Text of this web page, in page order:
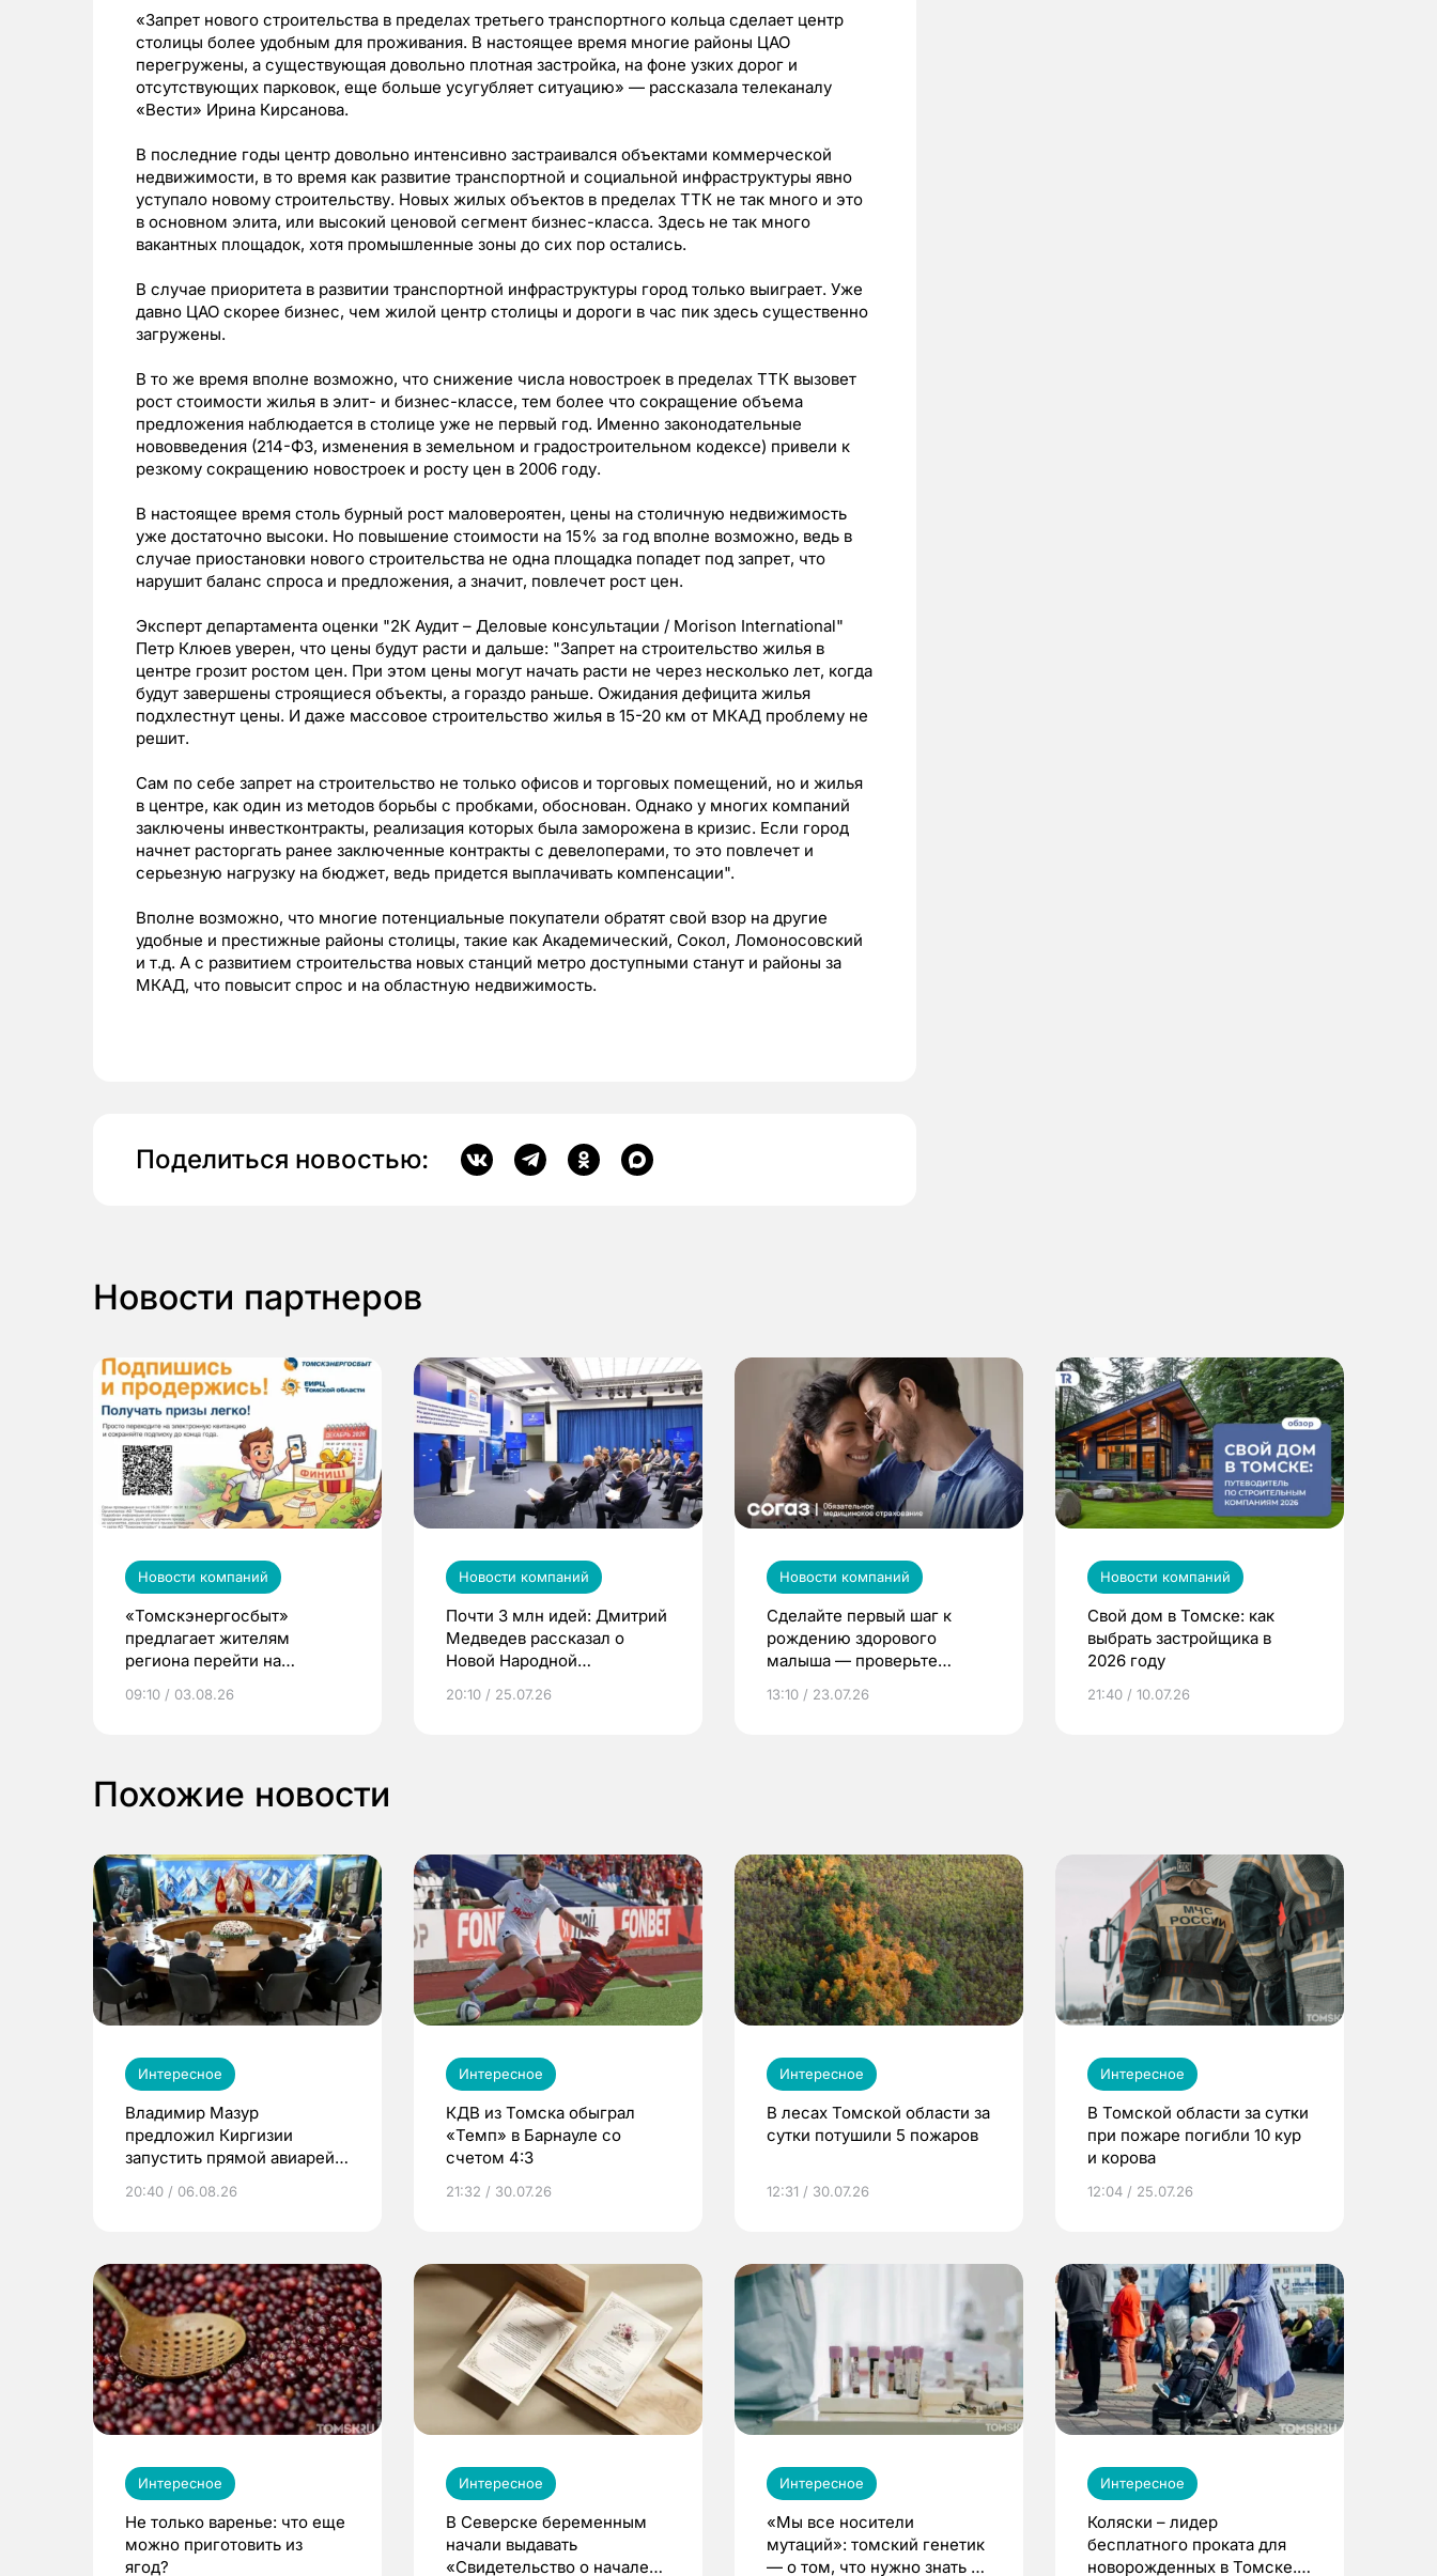
«Запрет нового строительства в пределах третьего транспортного кольца сделает центр
столицы более удобным для проживания. В настоящее время многие районы ЦАО
перегружены, а существующая довольно плотная застройка, на фоне узких дорог и
отсутствующих парковок, еще больше усугубляет ситуацию» — рассказала телеканалу
«Вести» Ирина Кирсанова.
В последние годы центр довольно интенсивно застраивался объектами коммерческой
недвижимости, в то время как развитие транспортной и социальной инфраструктуры явно
уступало новому строительству. Новых жилых объектов в пределах ТТК не так много и это
в основном элита, или высокий ценовой сегмент бизнес-класса. Здесь не так много
вакантных площадок, хотя промышленные зоны до сих пор остались.
В случае приоритета в развитии транспортной инфраструктуры город только выиграет. Уже
давно ЦАО скорее бизнес, чем жилой центр столицы и дороги в час пик здесь существенно
загружены.
В то же время вполне возможно, что снижение числа новостроек в пределах ТТК вызовет
рост стоимости жилья в элит- и бизнес-классе, тем более что сокращение объема
предложения наблюдается в столице уже не первый год. Именно законодательные
нововведения (214-ФЗ, изменения в земельном и градостроительном кодексе) привели к
резкому сокращению новостроек и росту цен в 2006 году.
В настоящее время столь бурный рост маловероятен, цены на столичную недвижимость
уже достаточно высоки. Но повышение стоимости на 15% за год вполне возможно, ведь в
случае приостановки нового строительства не одна площадка попадет под запрет, что
нарушит баланс спроса и предложения, а значит, повлечет рост цен.
Эксперт департамента оценки "2К Аудит – Деловые консультации / Morison International"
Петр Клюев уверен, что цены будут расти и дальше: "Запрет на строительство жилья в
центре грозит ростом цен. При этом цены могут начать расти не через несколько лет, когда
будут завершены строящиеся объекты, а гораздо раньше. Ожидания дефицита жилья
подхлестнут цены. И даже массовое строительство жилья в 15-20 км от МКАД проблему не
решит.
Сам по себе запрет на строительство не только офисов и торговых помещений, но и жилья
в центре, как один из методов борьбы с пробками, обоснован. Однако у многих компаний
заключены инвестконтракты, реализация которых была заморожена в кризис. Если город
начнет расторгать ранее заключенные контракты с девелоперами, то это повлечет и
серьезную нагрузку на бюджет, ведь придется выплачивать компенсации".
Вполне возможно, что многие потенциальные покупатели обратят свой взор на другие
удобные и престижные районы столицы, такие как Академический, Сокол, Ломоносовский
и т.д. А с развитием строительства новых станций метро доступными станут и районы за
МКАД, что повысит спрос и на областную недвижимость.
Поделиться новостью:
Новости партнеров
Новости компаний
«Томскэнергосбыт»
предлагает жителям
региона перейти на
выиграть призы
09:10 / 03.08.26
Новости компаний
Почти 3 млн идей: Дмитрий
Медведев рассказал о
Новой Народной
20:10 / 25.07.26
Новости компаний
Сделайте первый шаг к
рождению здорового
малыша — проверьте
по ОМС!
13:10 / 23.07.26
Новости компаний
Свой дом в Томске: как
выбрать застройщика в
2026 году
21:40 / 10.07.26
Похожие новости
Интересное
Владимир Мазур
предложил Киргизии
запустить прямой авиарейс
20:40 / 06.08.26
Интересное
КДВ из Томска обыграл
«Темп» в Барнауле со
счетом 4:3
21:32 / 30.07.26
Интересное
В лесах Томской области за
сутки потушили 5 пожаров
12:31 / 30.07.26
Интересное
В Томской области за сутки
при пожаре погибли 10 кур
и корова
12:04 / 25.07.26
Интересное
Не только варенье: что еще
можно приготовить из
ягод?
Интересное
В Северске беременным
начали выдавать
«Свидетельство о начале
Интересное
«Мы все носители
мутаций»: томский генетик
— о том, что нужно знать до
Интересное
Коляски – лидер
бесплатного проката для
новорожденных в Томске.